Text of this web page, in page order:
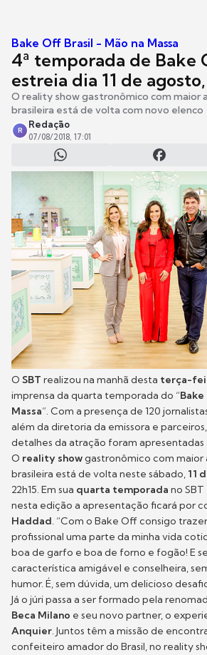
Bake Off Brasil - Mão na Massa
4ª temporada de Bake
estreia dia 11 de agosto,
O reality show gastronômico com maior
brasileira está de volta com novo elenco
R
Redação
07/08/2018, 17:01
O SBT realizou na manhã desta terça-
imprensa da quarta temporada do “
Massa”. Com a presença de 120
além da diretoria da emissora e
detalhes da atração foram apresentadas
O reality showgastronômico com maior
brasileira está de volta neste sábado,11
22h15. Em sua quarta temporada no
nesta edição a apresentação ficará por
Haddad. “Com o Bake Off consigo
profissional uma parte da minha vida
boa de garfo e boa de forno e fogão! E
característica amigável e conselheira,
humor. É, sem dúvida, um delicioso
Já o júri passa a ser formado pela
Beca Milano e seu novo partner, o
Anquier. Juntos têm a missão de
confeiteiro amador do Brasil, no reality